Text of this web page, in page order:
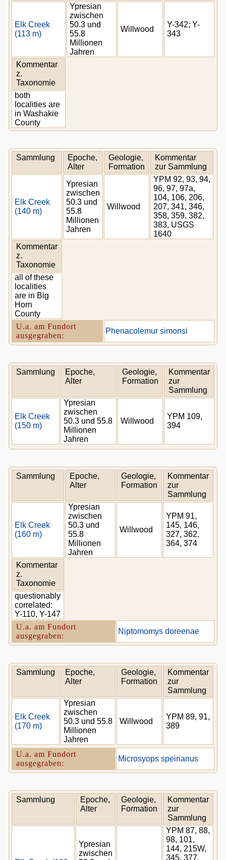
Elk Creek
(113 m)
Ypresian
zwischen
50.3 und
55.8
Millionen
Jahren
Willwood
Y-342; Y-
343
Kommentar
z.
Taxonomie
both
localities are
in Washakie
County
Sammlung
Epoche,
Alter
Geologie,
Formation
Kommentar
zur Sammlung
Elk Creek
(140 m)
Ypresian
zwischen
50.3 und
55.8
Millionen
Jahren
Willwood
YPM 92, 93, 94,
96, 97, 97a,
104, 106, 206,
207, 341, 346,
358, 359, 382,
383, USGS
1640
Kommentar
z.
Taxonomie
all of these
localities
are in Big
Horn
County
U.a. am Fundort
ausgegraben:
Phenacolemur simonsi
Sammlung
Epoche,
Alter
Geologie,
Formation
Kommentar
zur
Sammlung
Elk Creek
(150 m)
Ypresian
zwischen
50.3 und 55.8
Millionen
Jahren
Willwood
YPM 109,
394
Sammlung
Epoche,
Alter
Geologie,
Formation
Kommentar
zur
Sammlung
Elk Creek
(160 m)
Ypresian
zwischen
50.3 und
55.8
Millionen
Jahren
Willwood
YPM 91,
145, 146,
327, 362,
364, 374
Kommentar
z.
Taxonomie
questionably
correlated:
Y-110, Y-147
U.a. am Fundort
ausgegraben:
Niptomomys doreenae
Sammlung
Epoche,
Alter
Geologie,
Formation
Kommentar
zur
Sammlung
Elk Creek
(170 m)
Ypresian
zwischen
50.3 und 55.8
Millionen
Jahren
Willwood
YPM 89, 91,
389
U.a. am Fundort
ausgegraben:
Microsyops speirianus
Sammlung
Epoche,
Alter
Geologie,
Formation
Kommentar
zur
Sammlung
Ypresian
zwischen
YPM 87, 88,
98, 101,
144, 215W,
345, 377,